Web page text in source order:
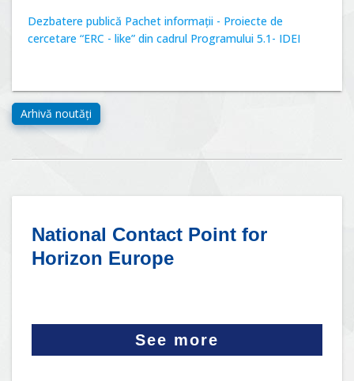
Dezbatere publică Pachet informații - Proiecte de
cercetare “ERC - like” din cadrul Programului 5.1- IDEI
National Contact Point for
Horizon Europe
See more